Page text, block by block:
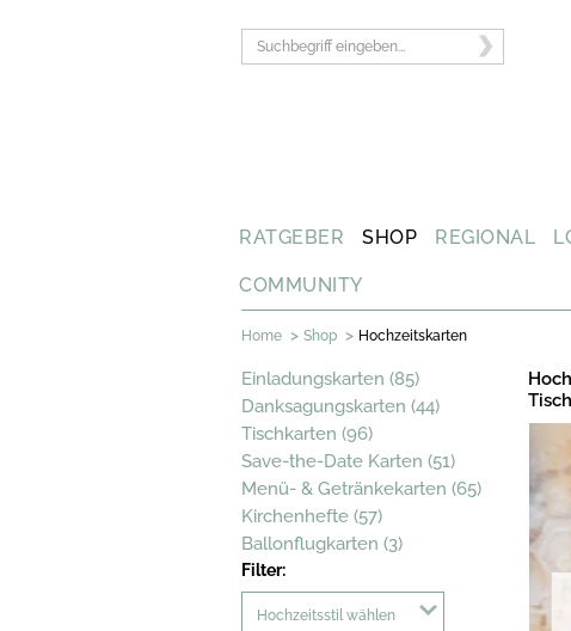
RATGEBER SHOP REGIONAL
COMMUNITY
Home > Shop > Hochzeitskarten
Einladungskarten (85)
Danksagungskarten (44)
Tischkarten (96)
Save-the-Date Karten (51)
Menü- & Getränkekarten (65)
Kirchenhefte (57)
Ballonflugkarten (3)
Filter:
Hochzeitsstil wählen